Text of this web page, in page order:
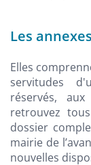
Les annexes
Elles
servitudes
réservés,
retrouvez
dossier
mairie de
nouvelles